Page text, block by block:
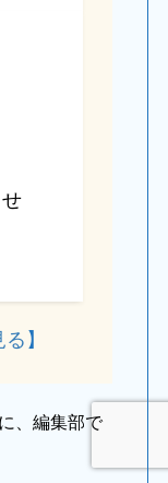
】
、編集部で